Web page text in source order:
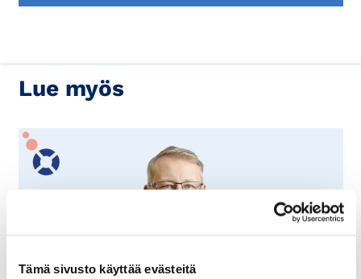
Tämä sivusto käyttää evästeitä
Lue myös